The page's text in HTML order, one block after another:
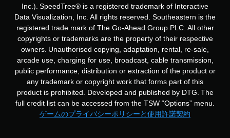
Inc.). SpeedTree® is a registered trademark of Interactive
Data Visualization, Inc. All rights reserved. Southeastern is the
registered trade mark of The Go-Ahead Group PLC. All other
copyrights or trademarks are the property of their respective
owners. Unauthorised copying, adaptation, rental, re-sale,
arcade use, charging for use, broadcast, cable transmission,
public performance, distribution or extraction of the product or
any trademark or copyright work that forms part of this
product is prohibited. Developed and published by DTG. The
full credit list can be accessed from the TSW “Options” menu.
ゲームのプライバシーポリシーと使用許諾契約